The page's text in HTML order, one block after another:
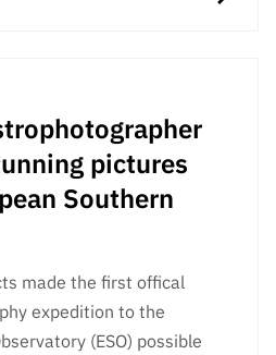
pictures
Southern
made the first offical
expedition to the
(ESO) possible